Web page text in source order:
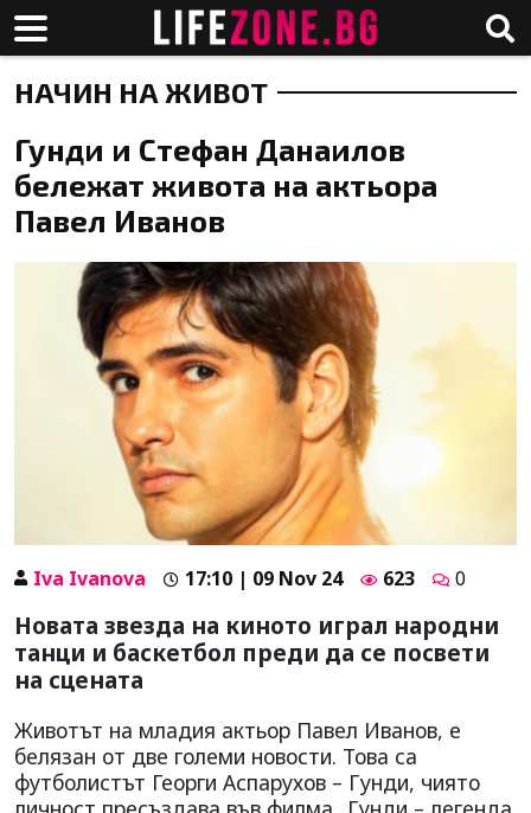
НАЧИН НА ЖИВОТ
Гунди и Стефан Данаилов
бележат живота на актьора
Павел Иванов
Iva Ivanova 17:10 | 09 Nov 24 623 0
Новата звезда на киното играл народни
танци и баскетбол преди да се посвети
на сцената
Животът на младия актьор Павел Иванов, е
белязан от две големи новости. Това са
футболистът Георги Аспарухов – Гунди, чиято